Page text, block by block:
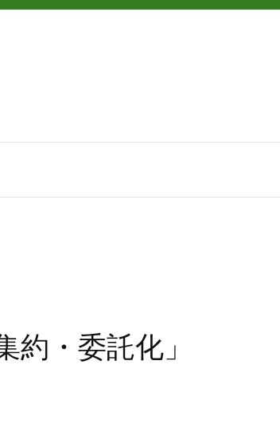
・委託化」